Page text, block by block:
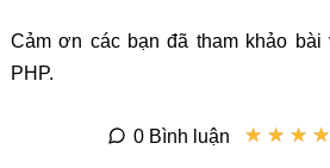
Cảm ơn các bạn đã tham khảo bài
PHP.
★ ★ ★ ★
★ ★ ★ ★
0 Bình luận